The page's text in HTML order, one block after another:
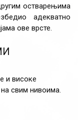
остварењима
адекватно
ове врсте.
и високе
свим нивоима.